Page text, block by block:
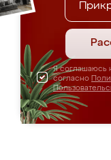
Я соглашаюсь
согласно